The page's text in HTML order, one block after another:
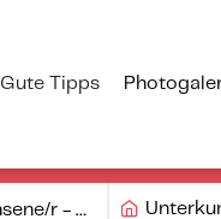
Gute Tipps